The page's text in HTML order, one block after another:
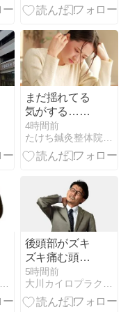
たいこと
まだ揺れてる
気がする…地
震後めまいと
薬の正しい知
識
4時間前
たけち鍼灸整体院・名古屋名東院
頭蓋骨・筋肉・骨盤矯正サロングラムール
後頭部がズキ
ズキ痛む頭痛
の原因と自分
でできる対処
法とは
5時間前
大川カイロプラクティックセンター北千住西口整体院